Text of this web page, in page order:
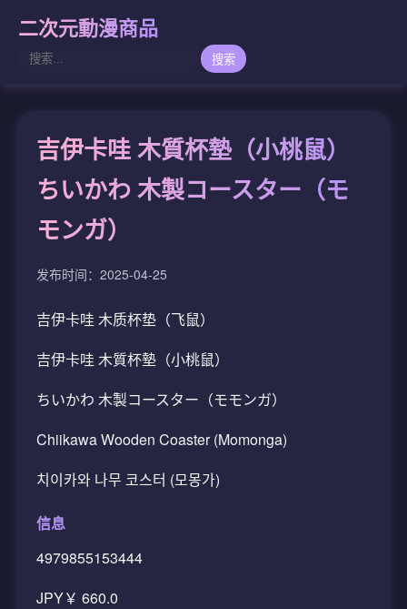
二次元動漫商品
搜索
吉伊卡哇 木質杯墊（小桃鼠）
ちいかわ 木製コースター（モ
モンガ）
发布时间：2025-04-25
吉伊卡哇 木质杯垫（飞鼠）
吉伊卡哇 木質杯墊（小桃鼠）
ちいかわ 木製コースター（モモンガ）
Chiikawa Wooden Coaster (Momonga)
치이카와 나무 코스터 (모몽가)
信息
4979855153444
JPY￥ 660.0